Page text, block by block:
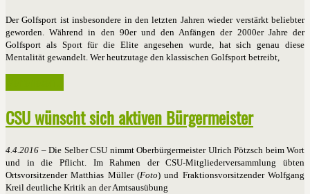
Der Golfsport ist insbesondere in den letzten Jahren wieder verstärkt beliebter
geworden. Während in den 90er und den Anfängen der 2000er Jahre der
Golfsport als Sport für die Elite angesehen wurde, hat sich genau diese
Mentalität gewandelt. Wer heutzutage den klassischen Golfsport betreibt,
CSU wünscht sich aktiven Bürgermeister
4.4.2016 – Die Selber CSU nimmt Oberbürgermeister Ulrich Pötzsch beim Wort
und in die Pflicht. Im Rahmen der CSU-Mitgliederversammlung übten
Ortsvorsitzender Matthias Müller (Foto) und Fraktionsvorsitzender Wolfgang
Kreil deutliche Kritik an der Amtsausübung